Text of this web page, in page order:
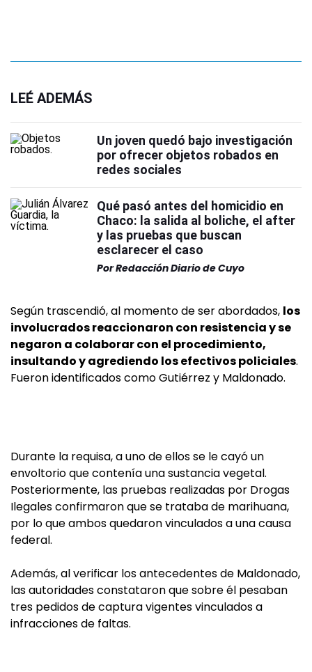
LEÉ ADEMÁS
Un joven quedó bajo investigación
por ofrecer objetos robados en
redes sociales
Qué pasó antes del homicidio en
Chaco: la salida al boliche, el after
y las pruebas que buscan
esclarecer el caso
PorRedacción Diario de Cuyo
Según trascendió, al momento de ser abordados, los
involucrados reaccionaron con resistencia y se
negaron a colaborar con el procedimiento,
insultando y agrediendo los efectivos policiales.
Fueron identificados como Gutiérrez y Maldonado.
Durante la requisa, a uno de ellos se le cayó un
envoltorio que contenía una sustancia vegetal.
Posteriormente, las pruebas realizadas por Drogas
Ilegales confirmaron que se trataba de marihuana,
por lo que ambos quedaron vinculados a una causa
federal.
Además, al verificar los antecedentes de Maldonado,
las autoridades constataron que sobre él pesaban
tres pedidos de captura vigentes vinculados a
infracciones de faltas.